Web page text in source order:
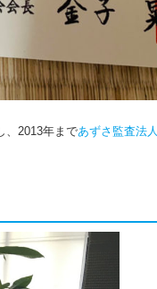
、2013年まであずさ監査法人